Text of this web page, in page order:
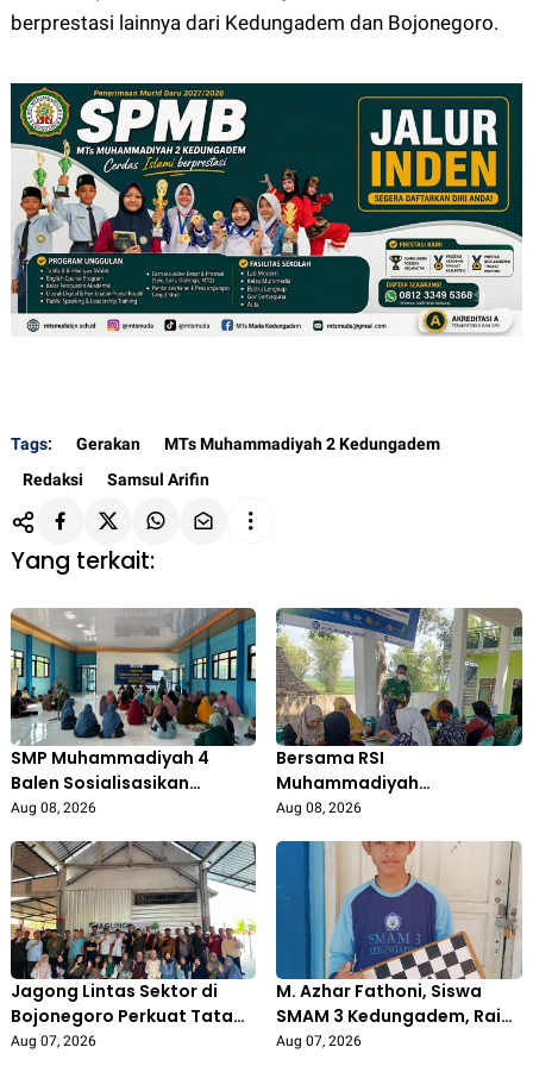
berprestasi lainnya dari Kedungadem dan Bojonegoro.
Tags: Gerakan
MTs Muhammadiyah 2 Kedungadem
Redaksi
Samsul Arifin
Yang terkait:
SMP Muhammadiyah 4
Balen Sosialisasikan
Program Sekolah dan Gelar
Murid
Aug 08, 2026
Bersama RSI
Muhammadiyah
Sumberrejo, KKN STITMUBO
Kesehatan Masyarakat
Desa Prigi
Aug 08, 2026
Jagong Lintas Sektor di
Bojonegoro Perkuat Tata
Kelola Pengelolaan
Aug 07, 2026
M. Azhar Fathoni, Siswa
SMAM 3 Kedungadem, Raih
Juara 1 Turnamen Catur
Aug 07, 2026